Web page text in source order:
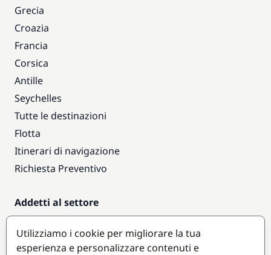
Grecia
Croazia
Francia
Corsica
Antille
Seychelles
Tutte le destinazioni
Flotta
Itinerari di navigazione
Richiesta Preventivo
Addetti al settore
Accesso armatori
Diventare partner
Utilizziamo i cookie per migliorare la tua
esperienza e personalizzare contenuti e